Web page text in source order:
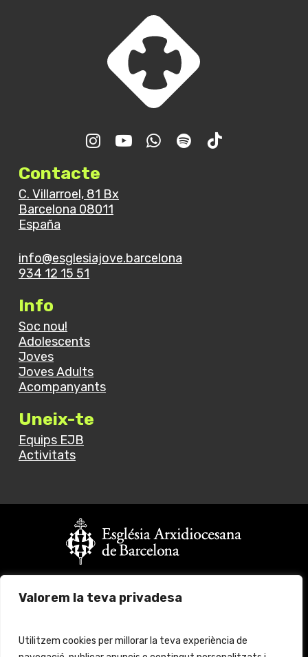
Valorem la teva privadesa
Utilitzem cookies per millorar la teva experiència de
Contacte
C. Villarroel, 81 Bx
Barcelona 08011
España
info@esglesiajove.barcelona
934 12 15 51
Info
Soc nou!
Adolescents
Joves
Joves Adults
Acompanyants
Uneix-te
Equips EJB
Activitats
Fes clickaquíper més informació
© 2024 Església Jove Barcelona. All rights reserved.